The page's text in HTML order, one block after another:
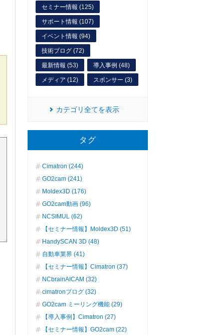
セミナー情報 (125)
サポート情報 (107)
イベント情報 (94)
技術ブログ (72)
最新情報 (53) 導入事例 (48)
メディア (12) スポンサー (3)
カテゴリ全てを表示
タグ
Cimatron (244)
GO2cam (241)
Moldex3D (176)
GO2cam動画 (96)
NCSIMUL (62)
【セミナー情報】Moldex3D (51)
HandySCAN 3D (48)
自動車業界 (41)
【セミナー情報】Cimatron (37)
NCbrainAICAM (32)
cimatronブログ (32)
GO2cam ミーリング機能 (29)
【導入事例】Cimatron (27)
【セミナー情報】GO2cam (22)